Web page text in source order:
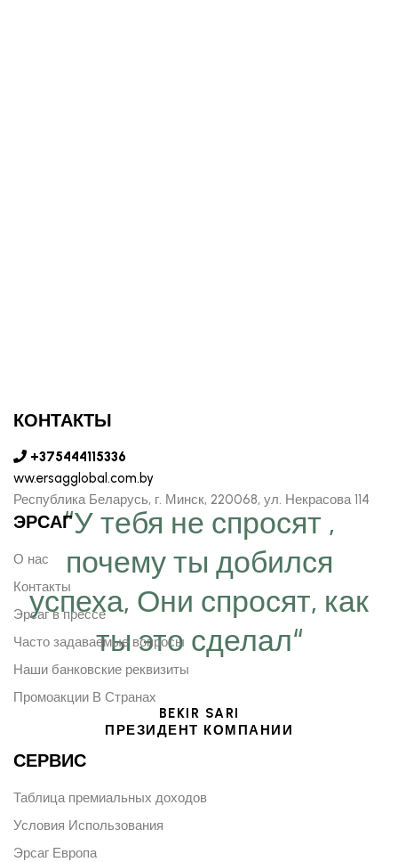
“У тебя не спросят ,
почему ты добился
успеха, Они спросят, как
ты это сделал“
BEKIR SARI
ПРЕЗИДЕНТ КОМПАНИИ
КОНТАКТЫ
+375444115336
ww.ersagglobal.com.by
Республика Беларусь, г. Минск, 220068, ул. Некрасова 114
ЭРСАГ
О нас
Контакты
Эрсаг в прессе
Часто задаваемые вопросы
Наши банковские реквизиты
Промоакции В Странах
СЕРВИС
Таблица премиальных доходов
Условия Использования
Эрсаг Европа